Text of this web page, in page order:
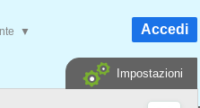
▼ Accedi
Impostazioni